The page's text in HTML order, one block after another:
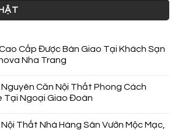
Cấp Được Bàn Giao Tại Khách Sạn
Nha Trang
Căn Nội Thất Phong Cách
Tại Ngoại Giao Đoàn
Thất Nhà Hàng Sân Vườn Mộc Mạc,